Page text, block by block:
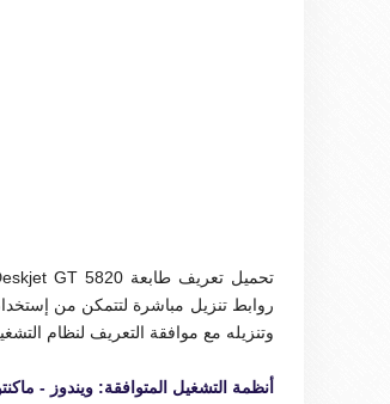
تحميل تعريف طابعة HP Deskjet GT 5820 لويندوز 7/8/10، و
روابط تنزيل مباشرة لتتمكن من
وتنزيله مع موافقة التعريف لنظام
أنظمة التشغيل المتوافقة: ويندوز -